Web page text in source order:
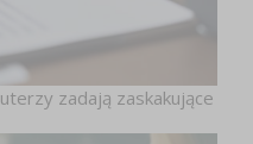
zadają zaskakujące